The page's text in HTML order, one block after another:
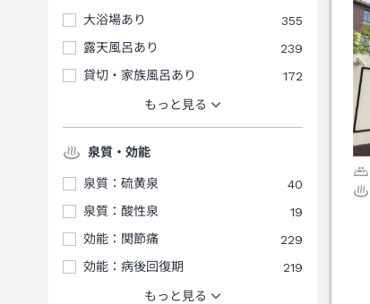
大浴場あり
355
露天風呂あり
239
貸切・家族風呂あり
172
もっと見る
泉質・効能
泉質：硫黄泉
40
泉質：酸性泉
19
効能：関節痛
229
効能：病後回復期
219
もっと見る